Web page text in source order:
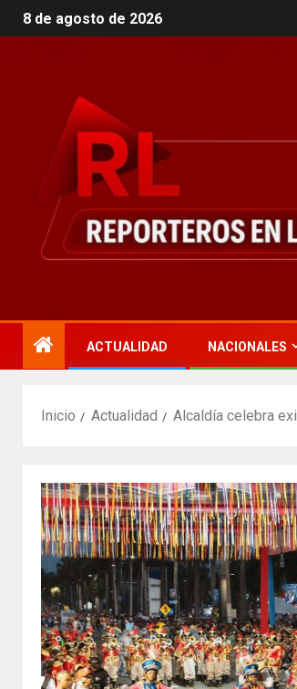
8 de agosto de 2026
ACTUALIDAD NACIONALES
Inicio Actualidad Alcaldía celebra